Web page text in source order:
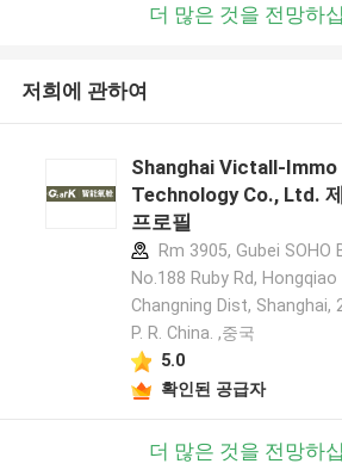
더 많은 것을 전망하
저희에 관하여
Shanghai Victall-Immo
Technology Co., Ltd.
프로필
Rm 3905, Gubei SOHO
No.188 Ruby Rd, Hongqiao
Changning Dist, Shanghai,
P. R. China. ,중국
5.0
확인된 공급자
더 많은 것을 전망하